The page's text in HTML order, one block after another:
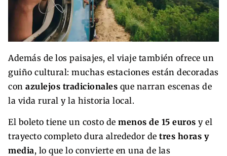
Además de los paisajes, el viaje también ofrece un
guiño cultural: muchas estaciones están decoradas
con azulejos tradicionales que narran escenas de
la vida rural y la historia local.
El boleto tiene un costo de menos de 15 euros y el
trayecto completo dura alrededor de tres horas y
media, lo que lo convierte en una de las